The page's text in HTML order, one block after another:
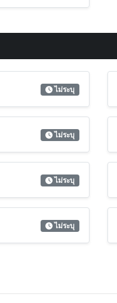
ไม่ระบุ
ไม่ระบุ
ไม่ระบุ
ไม่ระบุ